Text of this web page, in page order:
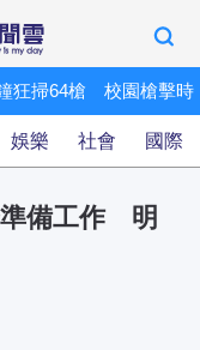
！ 活動急喊卡
娛樂 社會 國際
準備工作 明